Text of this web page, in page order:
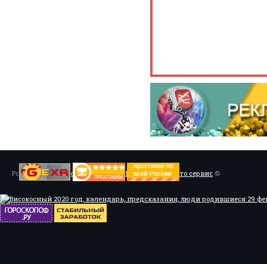
Powered byУстановка системы ABS, Тюнинг/Мото сервис ©